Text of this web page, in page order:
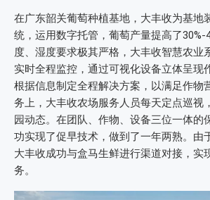
在广东韶关葡萄种植基地，大丰收为基地
统，运用数字托管，葡萄产量提高了30%-
度、湿度要求极其严格，大丰收智慧农业
实时全程监控，通过可视化设备立体呈现
根据信息制定全程解决方案，以满足作物
务上，大丰收农场服务人员每天定点巡视
园动态。在团队、作物、设备三位一体的
功实现了促早技术，做到了一年两熟。由
大丰收成功与盒马生鲜进行渠道对接，实
务。